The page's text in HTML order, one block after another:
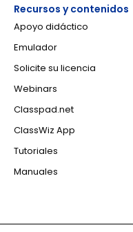
Recursos y contenidos
Apoyo didáctico
Emulador
Solicite su licencia
Webinars
Classpad.net
ClassWiz App
Tutoriales
Manuales